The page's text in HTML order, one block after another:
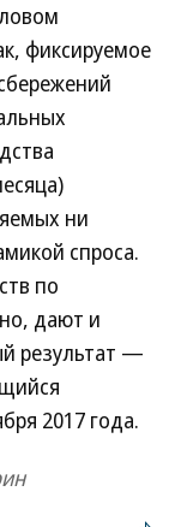
фиксируемое
ни
спроса.
по
дают и
результат —
2017 года.